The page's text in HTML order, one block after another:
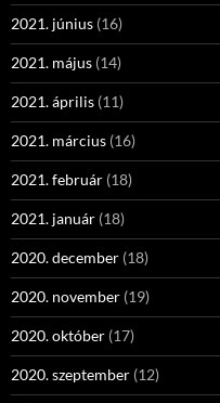
2021. június (16)
2021. május (14)
2021. április (11)
2021. március (16)
2021. február (18)
2021. január (18)
2020. december (18)
2020. november (19)
2020. október (17)
2020. szeptember (12)